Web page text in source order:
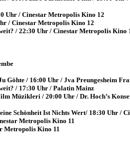
Uhr / Cinestar Metropolis Kino 12
/ Cinestar Metropolis Kino 12
/ 22:30 Uhr / Cinestar Metropolis Kino
Göhte / 16:00 Uhr / Jva Preungesheim
/ 17:30 Uhr / Palatin Mainz
Müzikleri / 20:00 Uhr / Dr. Hoch’s
Schönheit Ist Nichts Wert/ 18:30 Uhr /
Metropolis Kino 11
Metropolis Kino 11